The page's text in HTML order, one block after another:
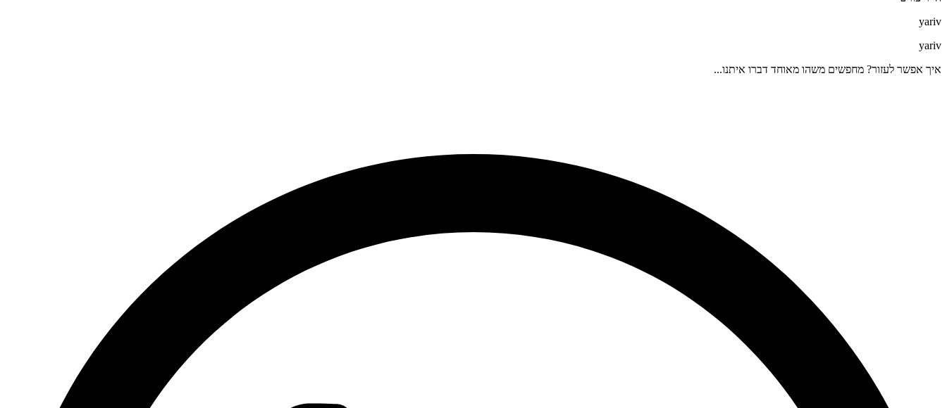
yariv
yariv
איך אפשר לעזור? מחפשים משהו מאוחד דברו איתנו...